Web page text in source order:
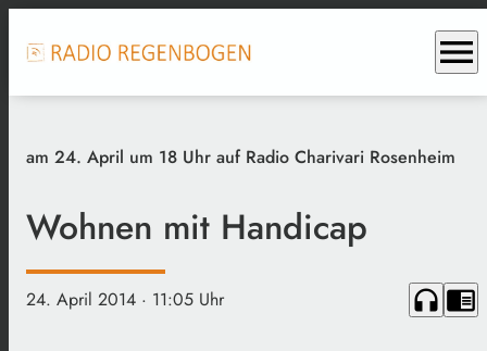
menu
am 24. April um 18 Uhr auf Radio Charivari Rosenheim
Wohnen mit Handicap
24. April 2014 · 11:05 Uhr headphones chrome_reader_mode